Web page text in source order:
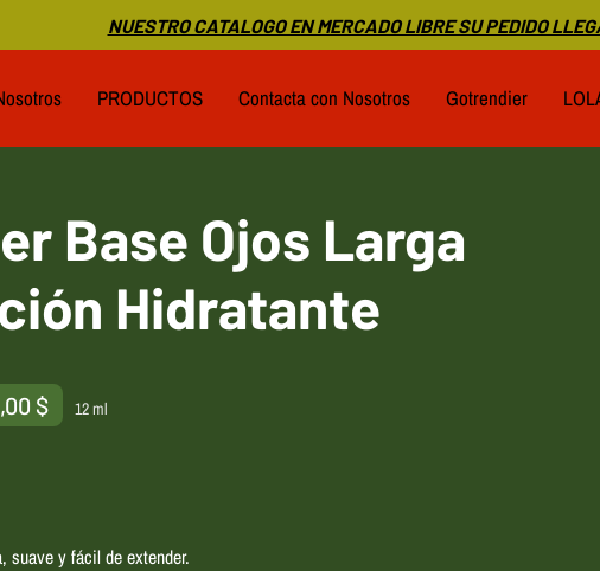
NUESTRO CATALOGO EN MERCADO LIBRE SU PEDIDO
PRODUCTOS Contacta con Nosotros Gotrendier
Base Ojos Larga
Hidratante
$ 12 ml
suave y fácil de extender.